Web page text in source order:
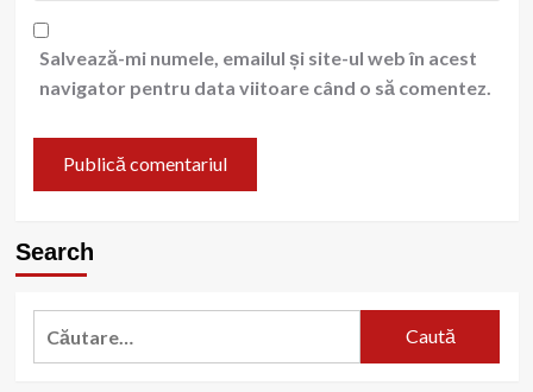
Salvează-mi numele, emailul și site-ul web în acest
navigator pentru data viitoare când o să comentez.
Search
Caută